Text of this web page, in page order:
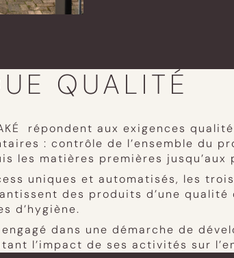
QUALITÉ
répondent aux exigences
: contrôle de l’ensemble du
les matières premières jusqu’aux
uniques et automatisés, les
des produits d’une
d’hygiène.
engagé dans une démarche de
l’impact de ses activités sur